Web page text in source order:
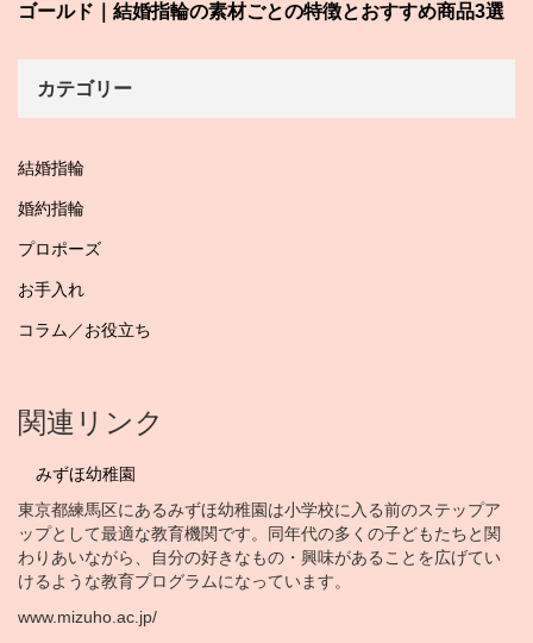
ゴールド｜結婚指輪の素材ごとの特徴とおすすめ商品3選
カテゴリー
結婚指輪
婚約指輪
プロポーズ
お手入れ
コラム／お役立ち
関連リンク
みずほ幼稚園
東京都練馬区にあるみずほ幼稚園は小学校に入る前のステップア
ップとして最適な教育機関です。同年代の多くの子どもたちと関
わりあいながら、自分の好きなもの・興味があることを広げてい
けるような教育プログラムになっています。
www.mizuho.ac.jp/